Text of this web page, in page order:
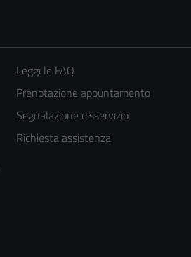
Leggi le FAQ
Prenotazione appuntamento
Segnalazione disservizio
Richiesta assistenza